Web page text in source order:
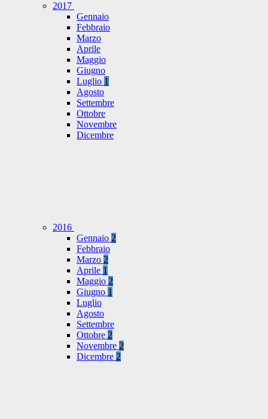
2017
Gennaio
Febbraio
Marzo
Aprile
Maggio
Giugno
Luglio 1
Agosto
Settembre
Ottobre
Novembre
Dicembre
2016
Gennaio 2
Febbraio
Marzo 2
Aprile 1
Maggio 2
Giugno 1
Luglio
Agosto
Settembre
Ottobre 2
Novembre 2
Dicembre 2